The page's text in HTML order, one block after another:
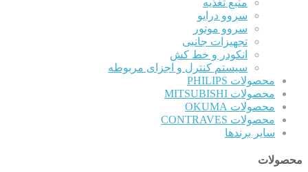
منبع تغذیه
سروو درایو
سروو موتور
تجهیزات جانبی
انکودر و خط کش
سیستم کنترل و اجزای مربوطه
محصولات PHILIPS
محصولات MITSUBISHI
محصولات OKUMA
محصولات CONTRAVES
سایر برندها
محصولات